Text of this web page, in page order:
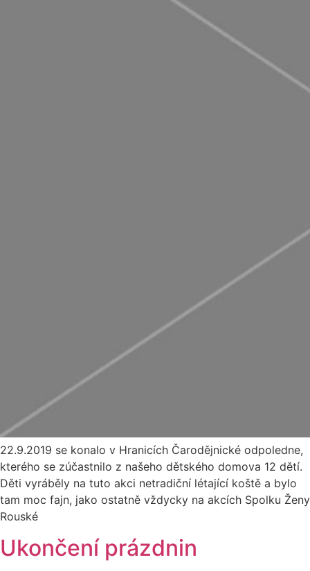
22.9.2019 se konalo v Hranicích Čarodějnické odpoledne,
kterého se zúčastnilo z našeho dětského domova 12 dětí.
Děti vyráběly na tuto akci netradiční létající koště a bylo
tam moc fajn, jako ostatně vždycky na akcích Spolku Ženy
Rouské
Ukončení prázdnin